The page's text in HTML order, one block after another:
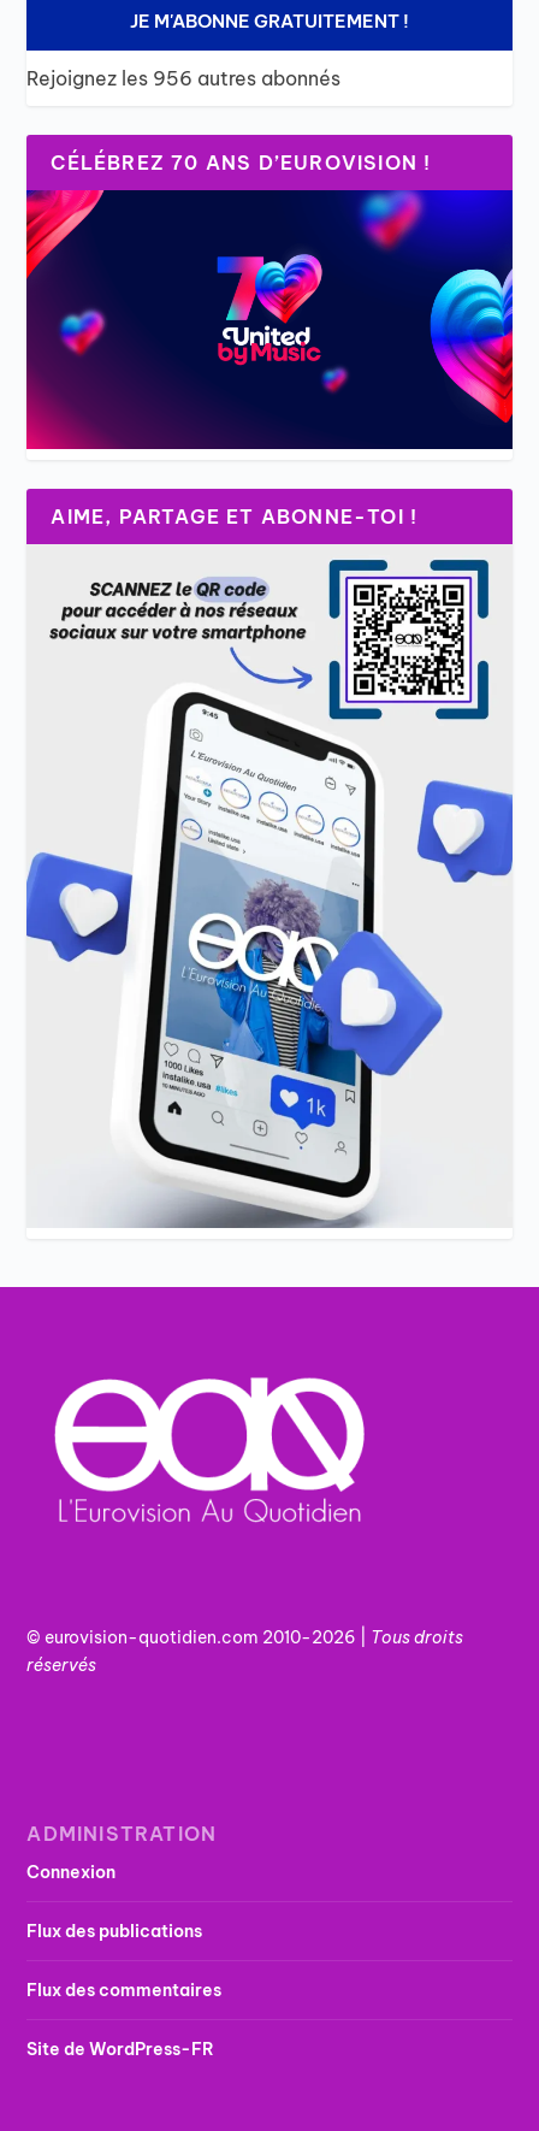
JE M'ABONNE GRATUITEMENT !
Rejoignez les 956 autres abonnés
CÉLÉBREZ 70 ANS D’EUROVISION !
AIME, PARTAGE ET ABONNE-TOI !
© eurovision-quotidien.com 2010-2026 | Tousdroits
réservés
ADMINISTRATION
Connexion
Flux des publications
Flux des commentaires
Site de WordPress-FR